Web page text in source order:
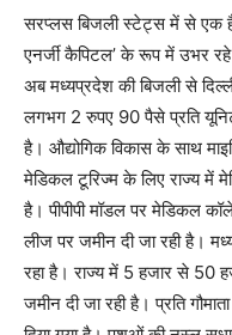
सरप्लस बिजली स्टेट्स में से एक
एनर्जी कैपिटल’ के रूप में उभर
अब मध्यप्रदेश की बिजली से
लगभग 2 रुपए 90 पैसे प्रति
है। औद्योगिक विकास के साथ
मेडिकल टूरिज्म के लिए राज्य में
है। पीपीपी मॉडल पर मेडिकल
लीज पर जमीन दी जा रही है।
रहा है। राज्य में 5 हजार से 50
जमीन दी जा रही है। प्रति